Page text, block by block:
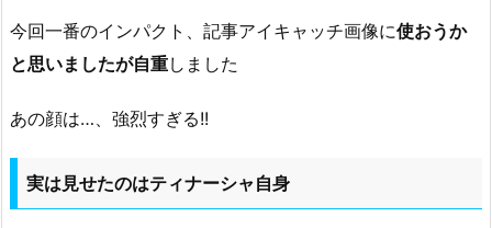
今回一番のインパクト、記事アイキャッチ画像に使おうか
と思いましたが自重しました
あの顔は…、強烈すぎる!!
実は見せたのはティナーシャ自身